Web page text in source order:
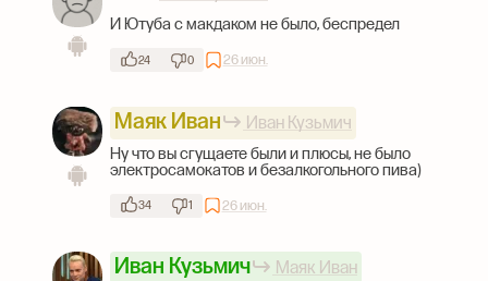
И Ютуба с макдаком не было, беспредел
24 0 26 июн.
Маяк Иван
Иван Кузьмич
Ну что вы сгущаете были и плюсы, не было
электросамокатов и безалкогольного пива)
34 1 26 июн.
Иван Кузьмич
Маяк Иван